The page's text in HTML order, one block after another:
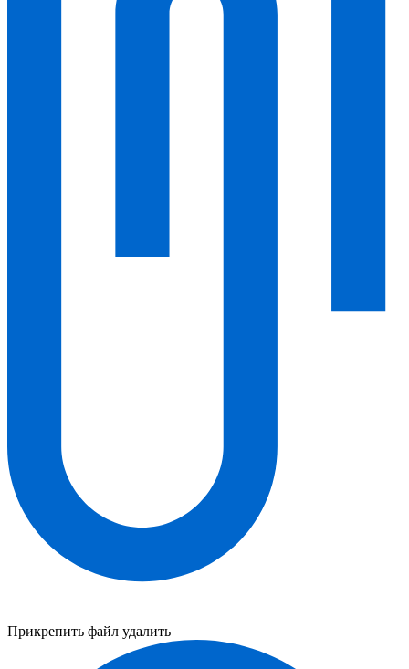
Прикрепить файл удалить